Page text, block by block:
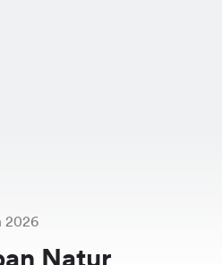
2026
Natur